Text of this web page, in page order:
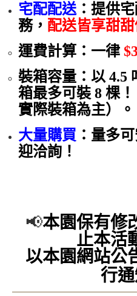
宅配配送 ：提供
務， 配送皆享甜
運費計算：一律
裝箱容量：以 4.5
箱最多可裝 8 棵
實際裝箱為主）。
大量購買 ：量多
迎洽詢！
📢本園保有修
止本活
以本園網站公
行